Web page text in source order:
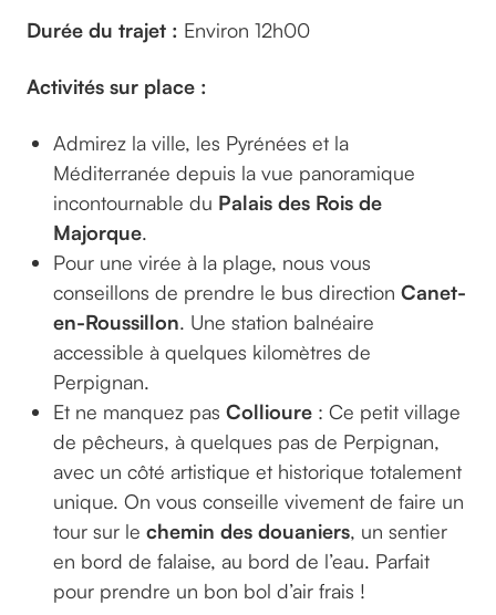
Durée du trajet : Environ 12h00
Activités sur place :
Admirez la ville, les Pyrénées et la
Méditerranée depuis la vue panoramique
incontournable du Palais des Rois de
Majorque.
Pour une virée à la plage, nous vous
conseillons de prendre le bus direction Canet-
en-Roussillon. Une station balnéaire
accessible à quelques kilomètres de
Perpignan.
Et ne manquez pas Collioure : Ce petit village
de pêcheurs, à quelques pas de Perpignan,
avec un côté artistique et historique totalement
unique. On vous conseille vivement de faire un
tour sur le chemin des douaniers, un sentier
en bord de falaise, au bord de l’eau. Parfait
pour prendre un bon bol d’air frais !